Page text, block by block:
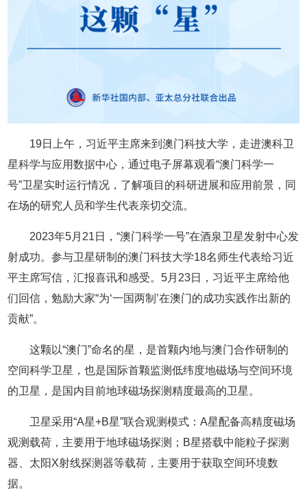
19日上午，习近平主席来到澳门科技大学，走进澳科卫
星科学与应用数据中心，通过电子屏幕观看“澳门科学一
号”卫星实时运行情况，了解项目的科研进展和应用前景，同
在场的研究人员和学生代表亲切交流。
2023年5月21日，“澳门科学一号”在酒泉卫星发射中心发
射成功。参与卫星研制的澳门科技大学18名师生代表给习近
平主席写信，汇报喜讯和感受。5月23日，习近平主席给他
们回信，勉励大家“为‘一国两制’在澳门的成功实践作出新的
贡献”。
这颗以“澳门”命名的星，是首颗内地与澳门合作研制的
空间科学卫星，也是国际首颗监测低纬度地磁场与空间环境
的卫星，是国内目前地球磁场探测精度最高的卫星。
卫星采用“A星+B星”联合观测模式：A星配备高精度磁场
观测载荷，主要用于地球磁场探测；B星搭载中能粒子探测
器、太阳X射线探测器等载荷，主要用于获取空间环境数
据。